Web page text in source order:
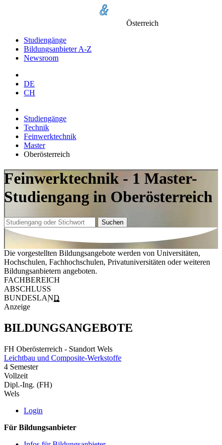
Österreich
Studiengänge
Bildungsanbieter A-Z
Newsroom
DE
CH
Studiengänge
Technik
Feinwerktechnik
Master
Oberösterreich
Feinwerktechnik - 1 Master-
Studiengang in Oberösterreich
Suchen
Die vorgestellten Bildungsangebote werden von Universitäten,
Hochschulen, Fachhochschulen, Privatuniversitäten oder weiteren
Bildungsanbietern angeboten.
FACHBEREICH
ABSCHLUSS
BUNDESLAND
Anzeige
BILDUNGSANGEBOTE
FH Oberösterreich - Standort Wels
Leichtbau und Composite-Werkstoffe
4 Semester
Vollzeit
Dipl.-Ing. (FH)
Wels
Login
Für Bildungsanbieter